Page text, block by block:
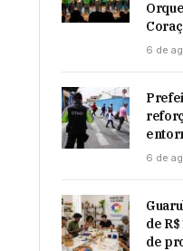
6 de
6 de
de
de